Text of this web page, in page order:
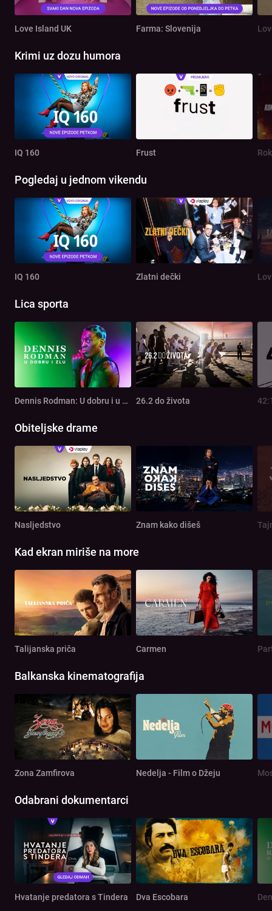
Love Island UK Farma: Slovenija
Krimi uz dozu humora
IQ 160 Frust
Pogledaj u jednom vikendu
IQ 160 Zlatni dečki
Lica sporta
Dennis Rodman: U dobru i u zlu 26.2 do života
Obiteljske drame
Nasljedstvo Znam kako dišeš
Kad ekran miriše na more
Talijanska priča Carmen
Balkanska kinematografija
Zona Zamfirova Nedelja - Film o Džeju
Odabrani dokumentarci
Hvatanje predatora s Tindera Dva Escobara